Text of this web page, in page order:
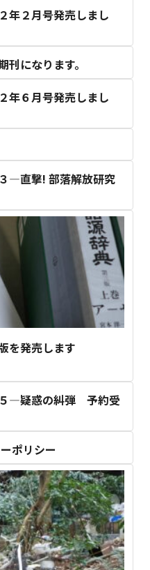
年２月号発売しまし
になります。
年６月号発売しまし
―直撃! 部落解放研究
を発売します
―疑惑の糾弾 予約受
ポリシー